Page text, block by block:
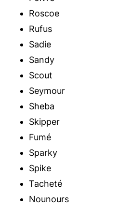
Roscoe
Rufus
Sadie
Sandy
Scout
Seymour
Sheba
Skipper
Fumé
Sparky
Spike
Tacheté
Nounours